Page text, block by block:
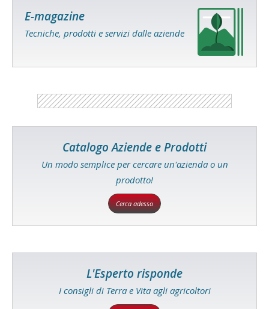
E-magazine
Tecniche, prodotti e servizi dalle aziende
Catalogo Aziende e Prodotti
Un modo semplice per cercare un'azienda o un
prodotto!
Cerca adesso
L'Esperto risponde
I consigli di Terra e Vita agli agricoltori